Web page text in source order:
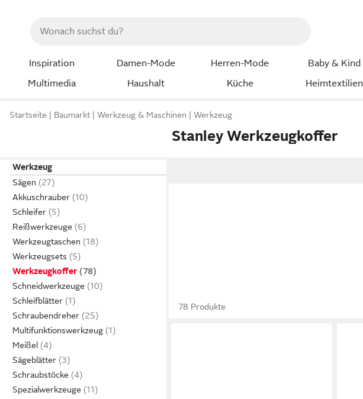
Inspiration Damen-Mode Herren-Mode Baby & Kind
Multimedia
Haushalt Küche Heimtextilien
Startseite Baumarkt Werkzeug & Maschinen Werkzeug
Stanley Werkzeugkoffer
Werkzeug
Sägen
Akkuschrauber
Schleifer
Reißwerkzeuge
Werkzeugtaschen
Werkzeugsets
Werkzeugkoffer
Schneidwerkzeuge
Schleifblätter
Schraubendreher
Multifunktionswerkzeug
Meißel
Sägeblätter
Schraubstöcke
Spezialwerkzeuge
78 Produkte